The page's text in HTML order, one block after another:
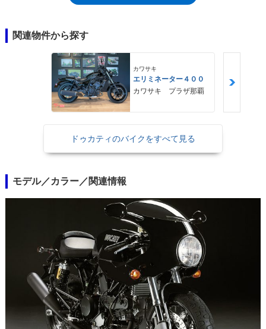
冷L型2気筒デスモドロミック2バルブエンジン（992cc）やトレリスフレ
ーム、6速ミッションなどはシリーズ共通。2009年モデルまでアラインナ
関連物件から探す
カワサキ
エリミネーター４００
カワサキ プラザ那覇
ドゥカティのバイクをすべて見る
モデル／カラー／関連情報